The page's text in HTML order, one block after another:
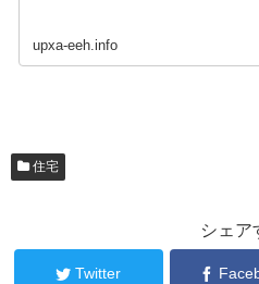
upxa-eeh.info
住宅
シェア
Twitter